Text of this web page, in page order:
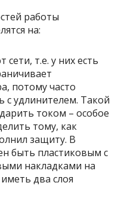
работы
на:
сети, т.е. у них есть
потому часто
с удлинителем. Такой
током – особое
тому, как
защиту. В
быть пластиковым с
накладками на
два слоя